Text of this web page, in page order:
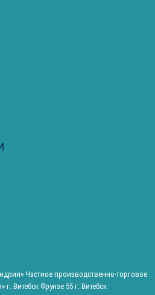
Частное производственно-торговое
Витебск Фрунзе 55 г. Витебск